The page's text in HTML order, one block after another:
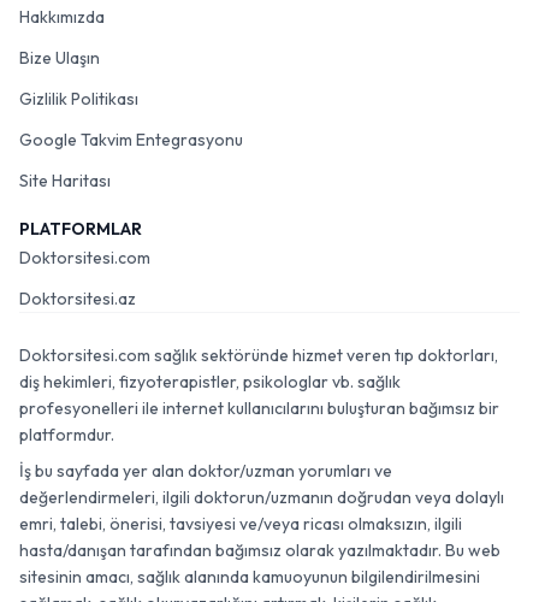
Hakkımızda
Bize Ulaşın
Gizlilik Politikası
Google Takvim Entegrasyonu
Site Haritası
PLATFORMLAR
Doktorsitesi.com
Doktorsitesi.az
Doktorsitesi.com sağlık sektöründe hizmet veren tıp doktorları,
diş hekimleri, fizyoterapistler, psikologlar vb. sağlık
profesyonelleri ile internet kullanıcılarını buluşturan bağımsız bir
platformdur.
İş bu sayfada yer alan doktor/uzman yorumları ve
değerlendirmeleri, ilgili doktorun/uzmanın doğrudan veya dolaylı
emri, talebi, önerisi, tavsiyesi ve/veya ricası olmaksızın, ilgili
hasta/danışan tarafından bağımsız olarak yazılmaktadır. Bu web
sitesinin amacı, sağlık alanında kamuoyunun bilgilendirilmesini